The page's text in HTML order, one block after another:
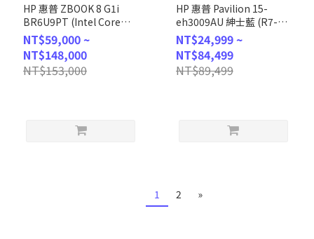
HP 惠普 ZBOOK 8 G1i
BR6U9PT (Intel Core
Ultra 7
255H/16G/RTX500/1T
SSD/W11P/WUXGA/14) 客
製化AI商務筆電
NT$59,000 ~
NT$148,000
NT$153,000
HP 惠普 Pavilion 15-
eh3009AU 紳士藍 (R7-
7730U/16G/512G PCIe
SSD/W11/FHD/15.6) 客製
化商務筆電
NT$24,999 ~
NT$84,499
NT$89,499
1 2 »